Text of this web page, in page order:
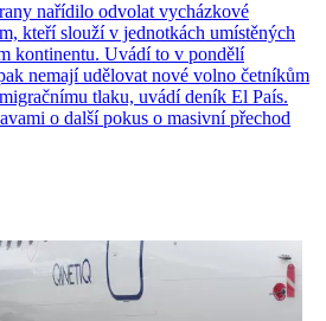
nařídilo odvolat vycházkové
kteří slouží v jednotkách umístěných
kontinentu. Uvádí to v pondělí
nemají udělovat nové volno četníkům
tlaku, uvádí deník El País.
o další pokus o masivní přechod